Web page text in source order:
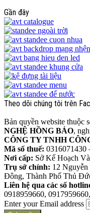
Gần đây
Theo dõi chúng tôi trên
Bản quyền website thuộc
NGHỆ HỒNG BẢO,
CÔNG TY TNHH
Mã số thuế: 0316071430
Nơi cấp: Sở Kế Hoạch
Trụ sở chính: 12
Đông, Thành Phố Thủ
Liên hệ qua các số
0918959660,
Enter your Email address